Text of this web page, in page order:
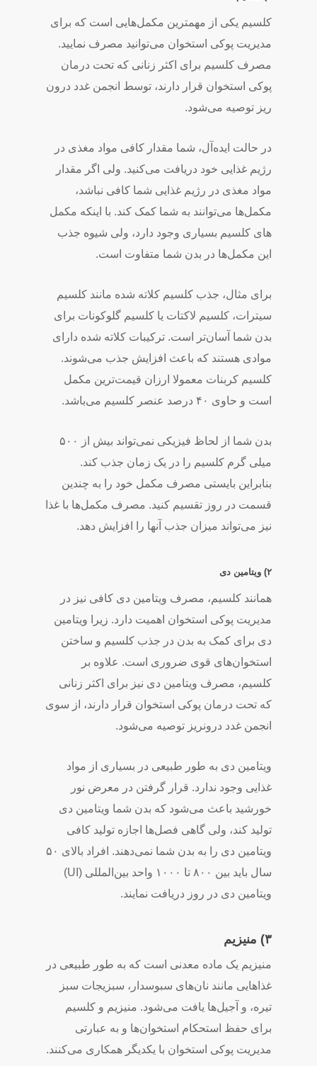
کلسیم یکی از مهم­ترین مکمل­‌هایی است که برای
مدیریت پوکی استخوان می­‌توانید مصرف نمایید.
مصرف کلسیم برای اکثر زنانی که تحت درمان
پوکی استخوان قرار دارند، توسط انجمن غدد درون
­ریز توصیه می­‌شود.
در حالت ایده‌­آل، شما مقدار کافی مواد مغذی در
رژیم غذایی خود دریافت می‌­کنید. ولی اگر مقدار
مواد مغذی در رژیم غذایی شما کافی نباشد،
مکمل­‌ها می­‌توانند به شما کمک کند. با اینکه مکمل­‌
های کلسیم بسیاری وجود دارد، ولی شیوه جذب
این مکمل­‌ها در بدن شما متفاوت است.
برای مثال، جذب کلسیم کلاته­ شده مانند کلسیم
سیترات، کلسیم لاکتات یا کلسیم گلوکونات برای
بدن شما آسان­‌تر است. ترکیبات کلاته­ شده دارای
موادی هستند که باعث افزایش جذب می­‌شوند.
کلسیم کربنات معمولا ارزان­ قیمت‌­ترین مکمل
است و حاوی ۴۰ درصد عنصر کلسیم می‌­باشد.
بدن شما از لحاظ فیزیکی نمی­‌تواند بیش از ۵۰۰
میلی ­گرم کلسیم را در یک زمان جذب کند.
بنابراین بایستی مصرف مکمل خود را به چندین
قسمت در روز تقسیم کنید. مصرف مکمل­‌ها با غذا
نیز می‌­تواند میزان جذب آن­ها را افزایش دهد.
۲) ویتامین دی
همانند کلسیم، مصرف ویتامین دی کافی نیز در
مدیریت پوکی استخوان اهمیت دارد. زیرا ویتامین
دی برای کمک به بدن در جذب کلسیم و ساختن
استخوان­‌های قوی ضروری است. علاوه بر
کلسیم، مصرف ویتامین دی نیز برای اکثر زنانی
که تحت درمان پوکی استخوان قرار دارند، از سوی
انجمن غدد درون­ریز توصیه می­‌شود.
ویتامین دی به طور طبیعی در بسیاری از مواد
غذایی وجود ندارد. قرار گرفتن در معرض نور
خورشید باعث می­‌شود که بدن شما ویتامین دی
تولید کند، ولی گاهی فصل‌­ها اجازه تولید کافی
ویتامین دی را به بدن شما نمی­‌دهند. افراد بالای ۵۰
سال باید بین ۸۰۰ تا ۱۰۰۰ واحد بین­‌المللی (UI)
ویتامین دی در روز دریافت نمایند.
۳) منیزیم
منیزیم یک ماده معدنی است که به طور طبیعی در
غذاهایی مانند نان­‌های سبوس­دار، سبزیجات سبز
تیره، و آجیل­‌ها یافت می‌­شود. منیزیم و کلسیم
برای حفظ استحکام استخوان­‌ها و به عبارتی
مدیریت پوکی استخوان با یکدیگر همکاری می‌­کنند.